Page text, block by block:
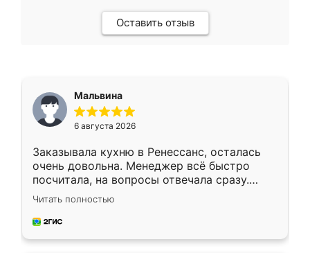
Оставить отзыв
Мальвина
6 августа 2026
Заказывала кухню в Ренессанс, осталась
очень довольна. Менеджер всё быстро
посчитала, на вопросы отвечала сразу.
Замерщик приехал в субботу, подошёл к
делу со всей ответственностью. Собрали
за день, ребята работали аккуратно, даже
Читать полностью